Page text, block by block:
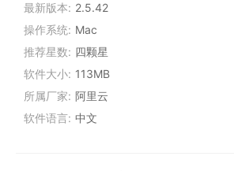
最新版本
2.5.42
操作系统 Mac
推荐星数
四颗星
软件大小 113MB
所属厂家 阿里云
软件语言 中文